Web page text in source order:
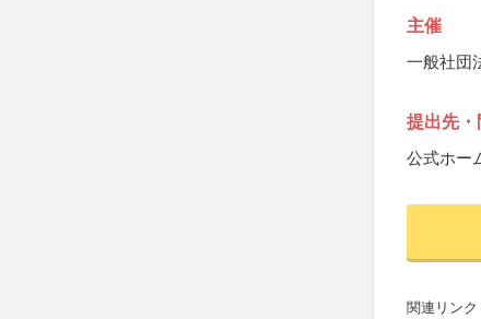
主催
一般社団
提出先・
公式ホー
関連リンク